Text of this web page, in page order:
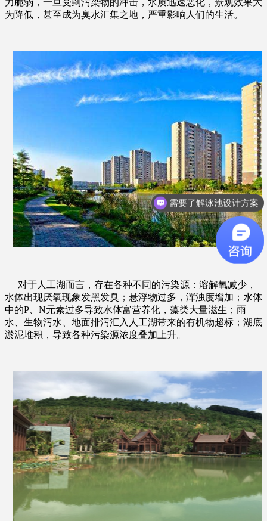
为降低，甚至成为臭水汇集之地，严重影响人们的生活。
对于人工湖而言，存在各种不同的污染源：溶解氧减少，
水体出现厌氧现象发黑发臭；悬浮物过多，浑浊度增加；水体
中的P N元素过多导致水体富营养化，藻类大量滋生；雨
水、生物污水、地面排污汇入人工湖带来的有机物超标；湖底
淤泥堆积，导致各种污染源浓度叠加上升。
需要了解泳池设计方案